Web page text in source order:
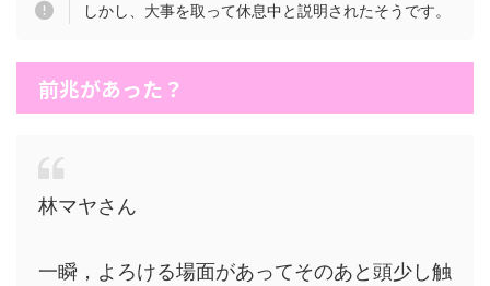
しかし、大事を取って休息中と説明されたそうです。
前兆があった？
林マヤさん
一瞬，よろける場面があってそのあと頭少し触